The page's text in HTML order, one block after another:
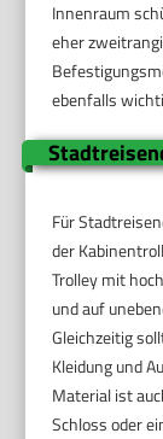
Innenraum
eher
ebenfalls
Für
der
Trolley mit
und auf
Gleichzeitig
Kleidung und
Material ist
Schloss oder